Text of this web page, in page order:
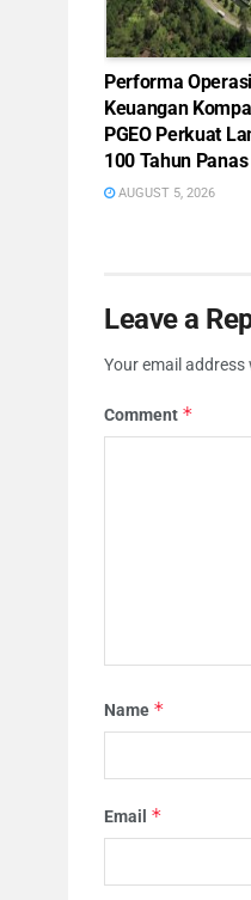
Performa
Keuangan
PGEO Perkuat
100 Tahun
AUGUST 5, 2026
Leave a
Your email
Comment *
Name *
Email *